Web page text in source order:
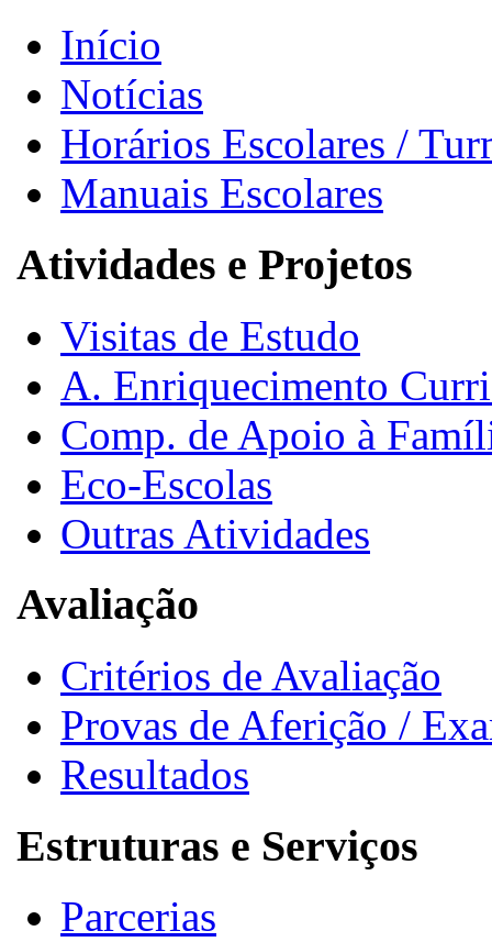
Início
Notícias
Horários Escolares /
Manuais Escolares
Atividades e Projetos
Visitas de Estudo
A. Enriquecimento
Comp. de Apoio à
Eco-Escolas
Outras Atividades
Avaliação
Critérios de Avaliação
Provas de Aferição /
Resultados
Estruturas e Serviços
Parcerias